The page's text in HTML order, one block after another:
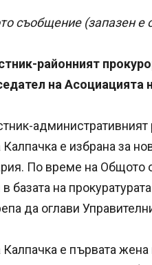
съобщение (запазен е
районният
на Асоциацията
административният
Калпачка е избрана за
По време на Общото
базата на
да оглави
Калпачка е първата